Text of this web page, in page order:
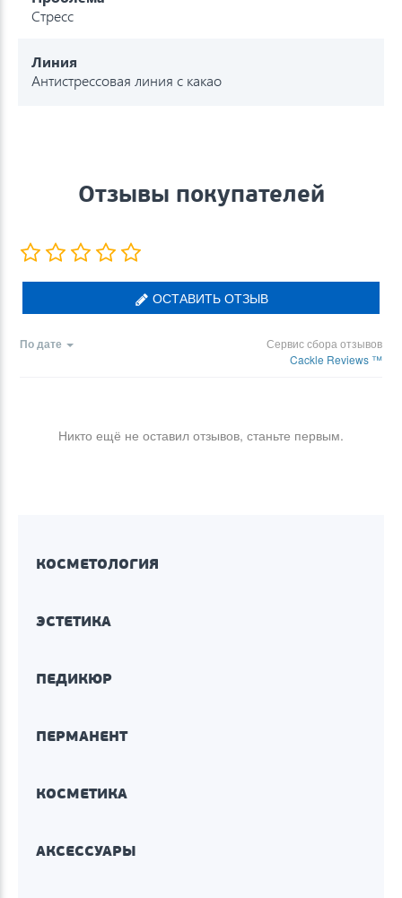
Стресс
Линия
Антистрессовая линия с какао
Отзывы покупателей
ОСТАВИТЬ ОТЗЫВ
По дате
Сервис сбора отзывов
Cackle Reviews ™
Никто ещё не оставил отзывов, станьте первым.
КОСМЕТОЛОГИЯ
ЭСТЕТИКА
ПЕДИКЮР
ПЕРМАНЕНТ
КОСМЕТИКА
АКСЕССУАРЫ